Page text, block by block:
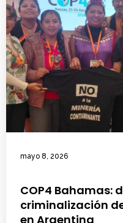
mayo 8, 2026
COP4 Bahamas:
criminalización
en Argentina